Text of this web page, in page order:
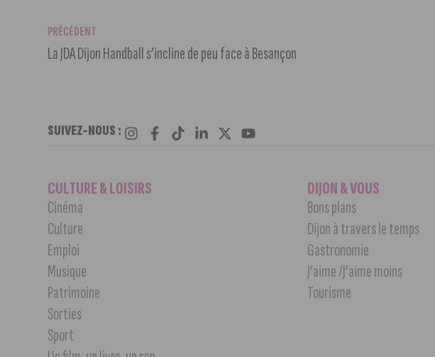
PRÉCÉDENT
La JDA Dijon Handball s’incline de peu face à Besançon
SUIVEZ-NOUS :
CULTURE & LOISIRS
Cinéma
Culture
Emploi
Musique
Patrimoine
Sorties
Sport
DIJON & VOUS
Bons plans
Dijon à travers le temps
Gastronomie
J’aime /J’aime moins
Tourisme